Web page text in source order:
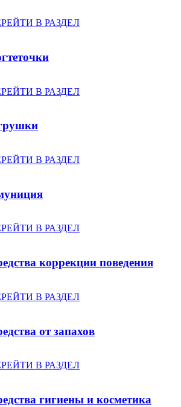
В РАЗДЕЛ
В РАЗДЕЛ
В РАЗДЕЛ
В РАЗДЕЛ
коррекции поведения
В РАЗДЕЛ
от запахов
В РАЗДЕЛ
гигиены и косметика